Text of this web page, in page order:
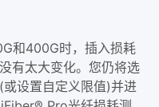
和400G时，插入损耗
有太大变化。您仍将选
设置自定义限值)并进